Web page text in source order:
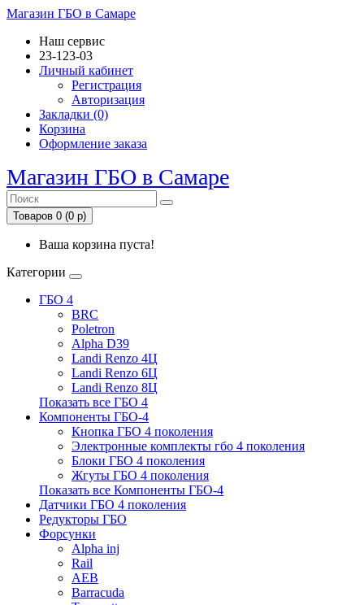
Магазин ГБО в Самаре
Наш сервис
23-123-03
Личный кабинет
Регистрация
Авторизация
Закладки (0)
Корзина
Оформление заказа
Магазин ГБО в Самаре
Товаров 0 (0 р)
Ваша корзина пуста!
Категории
ГБО 4
BRC
Poletron
Alpha D39
Landi Renzo 4Ц
Landi Renzo 6Ц
Landi Renzo 8Ц
Показать все ГБО 4
Компоненты ГБО-4
Кнопка ГБО 4 поколения
Электронные комплекты гбо 4 поколения
Блоки ГБО 4 поколения
Жгуты ГБО 4 поколения
Показать все Компоненты ГБО-4
Датчики ГБО 4 поколения
Редукторы ГБО
Форсунки
Alpha inj
Rail
AEB
Barracuda